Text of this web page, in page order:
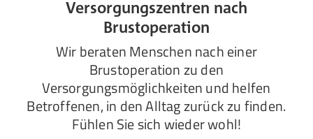
Versorgungszentren nach
Brustoperation
Wir beraten Menschen nach einer
Brustoperation zu den
Versorgungsmöglichkeiten und helfen
Betroffenen, in den Alltag zurück zu finden.
Fühlen Sie sich wieder wohl!